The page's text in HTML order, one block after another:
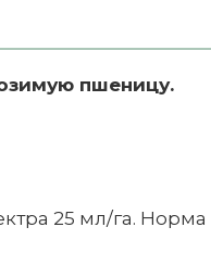
пшеницу.
25 мл/га. Норма